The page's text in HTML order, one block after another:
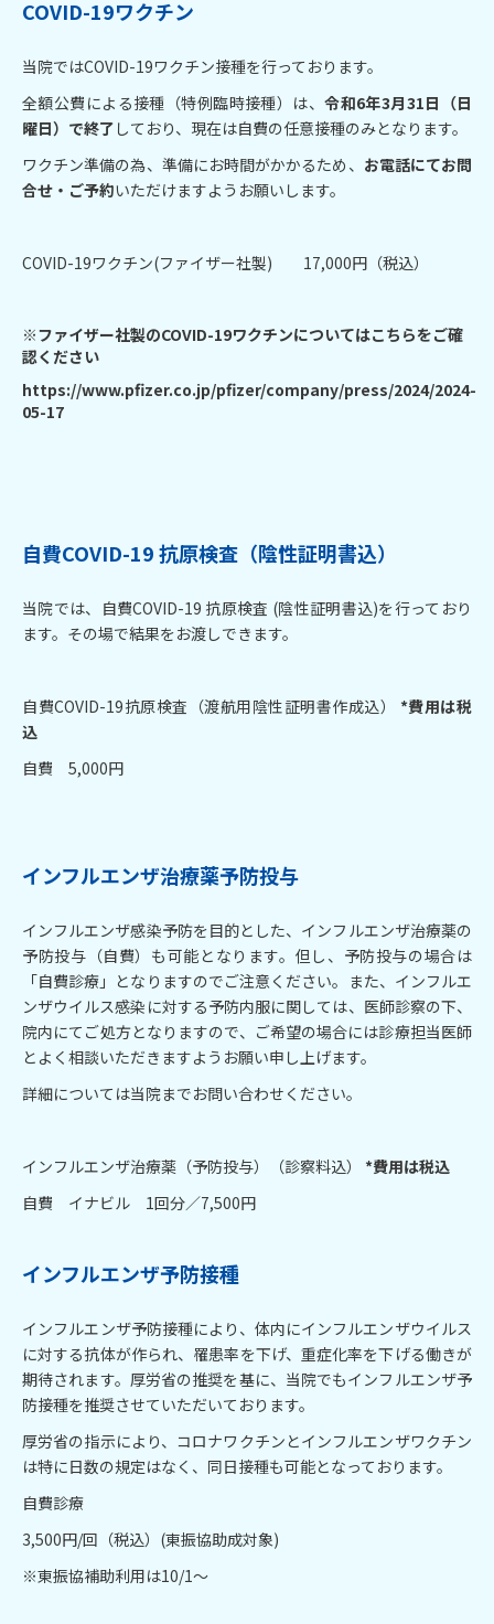
COVID-19ワクチン
当院ではCOVID-19ワクチン接種を行っております。
全額公費による接種（特例臨時接種）は、令和6年3月31日（日
曜日）で終了 しており、現在は自費の任意接種のみとなります。
ワクチン準備の為、準備にお時間がかかるため、 お電話にてお問
合せ・ご予約いただけますようお願いします。
COVID-19ワクチン(ファイザー社製) 17,000円（税込）
※ファイザー社製のCOVID-19ワクチンについてはこちらをご確
認ください
https://www.pfizer.co.jp/pfizer/company/press/2024/2024-
05-17
自費COVID-19抗原検査 （陰性証明書込）
当院では、自費COVID-19 抗原検査 (陰性証明書込)を行っており
ます。その場で結果をお渡しできます。
自費COVID-19抗原検査（渡航用陰性証明書作成込） *費用は税
込
自費 5,000円
インフルエンザ治療薬予防投与
インフルエンザ感染予防を目的とした、インフルエンザ治療薬の
予防投与（自費）も可能となります。但し、予防投与の場合は
「自費診療」となりますのでご注意ください。また、インフルエ
ンザウイルス感染に対する予防内服に関しては、医師診察の下、
院内にてご処方となりますので、ご希望の場合には診療担当医師
とよく相談いただきますようお願い申し上げます。
詳細については当院までお問い合わせください。
インフルエンザ治療薬（予防投与）（診察料込） *費用は税込
自費 イナビル 1回分／7,500円
インフルエンザ予防接種
インフルエンザ予防接種により、体内にインフルエンザウイルス
に対する抗体が作られ、罹患率を下げ、重症化率を下げる働きが
期待されます。厚労省の推奨を基に、当院でもインフルエンザ予
防接種を推奨させていただいております。
厚労省の指示により、コロナワクチンとインフルエンザワクチン
は特に日数の規定はなく、同日接種も可能となっております。
自費診療
3,500円/回（税込）(東振協助成対象)
※東振協補助利用は10/1～